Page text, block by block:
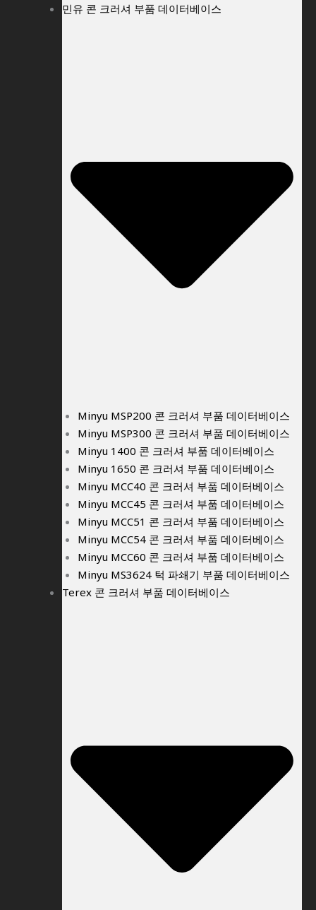
민유 콘 크러셔 부품 데이터베이스
Minyu MSP200 콘 크러셔 부품 데이터베이스
Minyu MSP300 콘 크러셔 부품 데이터베이스
Minyu 1400 콘 크러셔 부품 데이터베이스
Minyu 1650 콘 크러셔 부품 데이터베이스
Minyu MCC40 콘 크러셔 부품 데이터베이스
Minyu MCC45 콘 크러셔 부품 데이터베이스
Minyu MCC51 콘 크러셔 부품 데이터베이스
Minyu MCC54 콘 크러셔 부품 데이터베이스
Minyu MCC60 콘 크러셔 부품 데이터베이스
Minyu MS3624 턱 파쇄기 부품 데이터베이스
Terex 콘 크러셔 부품 데이터베이스